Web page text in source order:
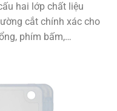
hai lớp chất liệu
cắt chính xác cho
phím bấm,…